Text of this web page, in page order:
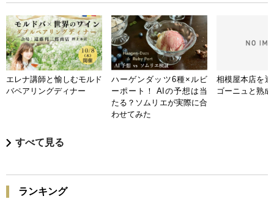
エレナ講師と愉しむモルド
バペアリングディナー
ハーゲンダッツ6種×ルビ
ーポート！ AIの予想は当
たる？ソムリエが実際に合
わせてみた
相模屋本店を
ゴーニュと熟
すべて見る
ランキング